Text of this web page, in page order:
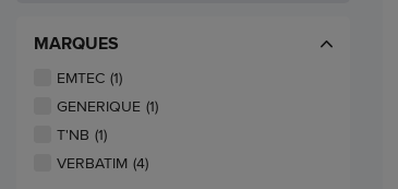
MARQUES
EMTEC (1)
GENERIQUE (1)
T'NB (1)
VERBATIM (4)